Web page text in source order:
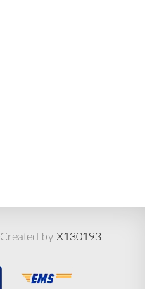
by X130193